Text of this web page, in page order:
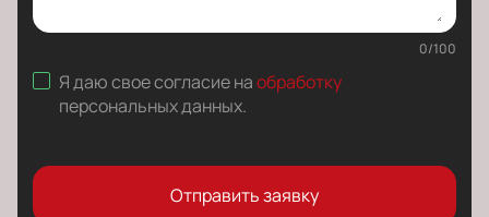
0/100
Я даю свое согласие наобработку
персональных данных.
Отправить заявку